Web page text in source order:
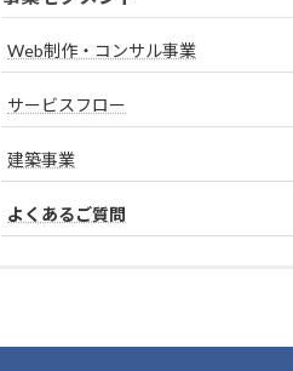
Web制作・コンサル事業
サービスフロー
建築事業
よくあるご質問